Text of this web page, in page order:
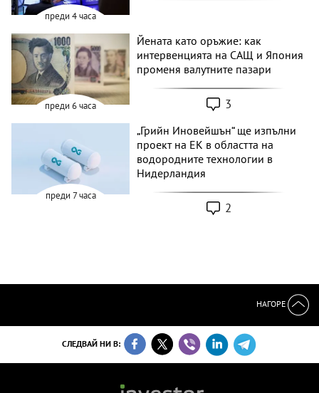
преди 4 часа
преди 6 часа
Йената като оръжие: как
интервенцията на САЩ и Япония
променя валутните пазари
3
преди 7 часа
„Грийн Иновейшън“ ще изпълни
проект на ЕК в областта на
водородните технологии в
Нидерландия
2
НАГОРЕ
СЛЕДВАЙ НИ В: